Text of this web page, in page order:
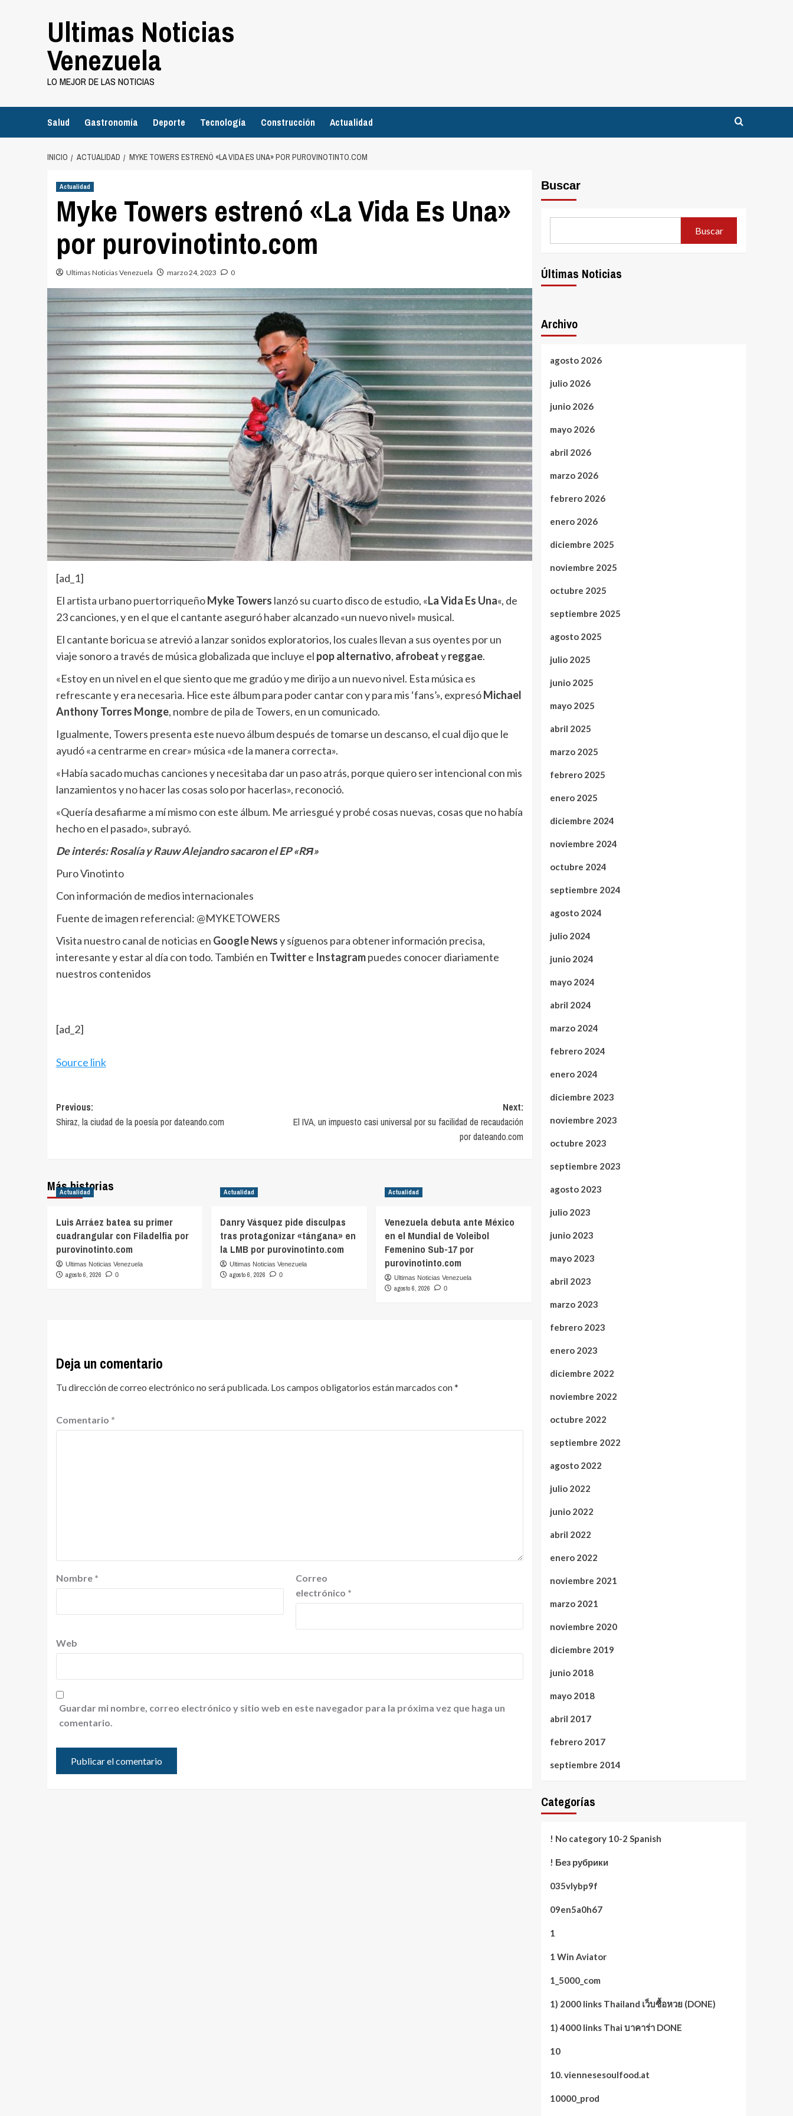
Ultimas Noticias
Venezuela
LO MEJOR DE LAS NOTICIAS
Salud Gastronomía Deporte Tecnología Construcción Actualidad
INICIO ACTUALIDAD MYKE TOWERS ESTRENÓ «LA VIDA ES UNA» POR PUROVINOTINTO.COM
Actualidad
Myke Towers estrenó «La Vida Es Una»
por purovinotinto.com
Ultimas Noticias Venezuela marzo 24, 2023 0
[ad_1]
El artista urbano puertorriqueño Myke Towers lanzó su cuarto disco de estudio, «La Vida Es Una«, de
23 canciones, y en el que el cantante aseguró haber alcanzado «un nuevo nivel» musical.
El cantante boricua se atrevió a lanzar sonidos exploratorios, los cuales llevan a sus oyentes por un
viaje sonoro a través de música globalizada que incluye el pop alternativo, afrobeatyreggae.
«Estoy en un nivel en el que siento que me gradúo y me dirijo a un nuevo nivel. Esta música es
refrescante y era necesaria. Hice este álbum para poder cantar con y para mis ‘fans’», expresóMichael
Anthony Torres Monge, nombre de pila de Towers, en un comunicado.
Igualmente, Towers presenta este nuevo álbum después de tomarse un descanso, el cual dijo que le
ayudó «a centrarme en crear» música «de la manera correcta».
«Había sacado muchas canciones y necesitaba dar un paso atrás, porque quiero ser intencional con mis
lanzamientos y no hacer las cosas solo por hacerlas», reconoció.
«Quería desafiarme a mí mismo con este álbum. Me arriesgué y probé cosas nuevas, cosas que no había
hecho en el pasado», subrayó.
De interés:Rosalía y Rauw Alejandro sacaron el EP «RЯ»
Puro Vinotinto
Con información de medios internacionales
Fuente de imagen referencial: @MYKETOWERS
Visita nuestro canal de noticias en Google Newsy síguenos para obtener información precisa,
interesante y estar al día con todo. También en Twittere Instagrampuedes conocer diariamente
nuestros contenidos
[ad_2]
Source link
Post
navigation
Previous:
Shiraz, la ciudad de la poesía por dateando.com
Next:
El IVA, un impuesto casi universal por su facilidad de recaudación
por dateando.com
Más historias
Actualidad
Luis Arráez batea su primer
cuadrangular con Filadelfia por
purovinotinto.com
Ultimas Noticias Venezuela
agosto 6, 2026 0
Actualidad
Danry Vásquez pide disculpas
tras protagonizar «tángana» en
la LMB por purovinotinto.com
Ultimas Noticias Venezuela
agosto 6, 2026 0
Actualidad
Venezuela debuta ante México
en el Mundial de Voleibol
Femenino Sub-17 por
purovinotinto.com
Ultimas Noticias Venezuela
agosto 6, 2026 0
Deja un comentario
Tu dirección de correo electrónico no será publicada. Los campos obligatorios están marcados con*
Comentario *
Nombre *
Correo
electrónico *
Web
Guardar mi nombre, correo electrónico y sitio web en este navegador para la próxima vez que haga un
comentario.
Buscar
Buscar
Últimas Noticias
Archivo
agosto 2026
julio 2026
junio 2026
mayo 2026
abril 2026
marzo 2026
febrero 2026
enero 2026
diciembre 2025
noviembre 2025
octubre 2025
septiembre 2025
agosto 2025
julio 2025
junio 2025
mayo 2025
abril 2025
marzo 2025
febrero 2025
enero 2025
diciembre 2024
noviembre 2024
octubre 2024
septiembre 2024
agosto 2024
julio 2024
junio 2024
mayo 2024
abril 2024
marzo 2024
febrero 2024
enero 2024
diciembre 2023
noviembre 2023
octubre 2023
septiembre 2023
agosto 2023
julio 2023
junio 2023
mayo 2023
abril 2023
marzo 2023
febrero 2023
enero 2023
diciembre 2022
noviembre 2022
octubre 2022
septiembre 2022
agosto 2022
julio 2022
junio 2022
abril 2022
enero 2022
noviembre 2021
marzo 2021
noviembre 2020
diciembre 2019
junio 2018
mayo 2018
abril 2017
febrero 2017
septiembre 2014
Categorías
! No category 10-2 Spanish
! Без рубрики
035vlybp9f
09en5a0h67
1
1 Win Aviator
1_5000_com
1) 2000 links Thailand เว็บซื้อหวย (DONE)
1) 4000 links Thai บาคาร่า DONE
10
10. viennesesoulfood.at
10000_prod